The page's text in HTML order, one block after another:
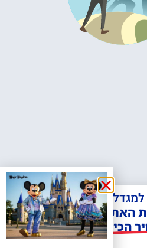
אייפל?
האתר הכי אמין -
הכי זול!